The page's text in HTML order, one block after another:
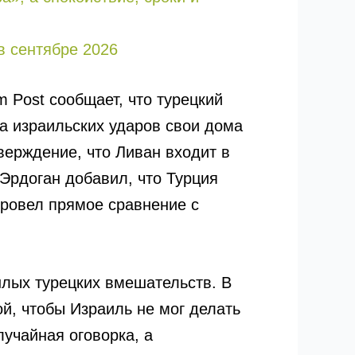
сентябре 2026
Post сообщает, что турецкий
израильских ударов свои дома
что Ливан входит в
добавил, что Турция
прямое сравнение с
турецких вмешательств. В
чтобы Израиль не мог делать
оговорка, а